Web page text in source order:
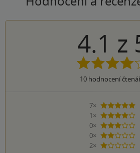
4.1 z
10 hodnocení
7×
5
1×
4
0×
3 hvězdičky
0×
2 hvězdičky
2×
1 hvezdička